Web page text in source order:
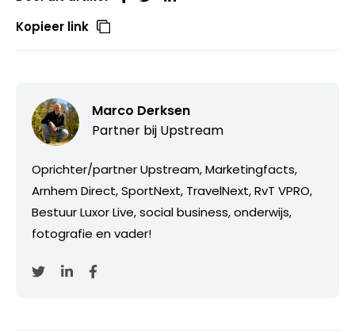
Kopieer link
Marco Derksen
Partner bij Upstream
Oprichter/partner Upstream, Marketingfacts,
Arnhem Direct, SportNext, TravelNext, RvT VPRO,
Bestuur Luxor Live, social business, onderwijs,
fotografie en vader!